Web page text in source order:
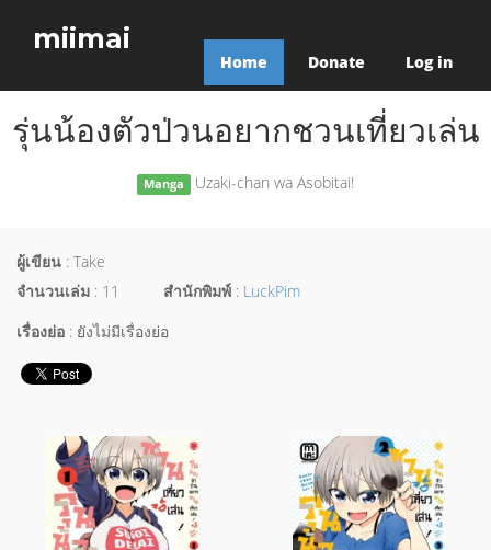
miimai
Home Donate Log in
รุ่นน้องตัวป่วนอยากชวนเที่ยวเล่น
Manga Uzaki-chan wa Asobitai!
ผู้เขียน : Take
จำนวนเล่ม : 11 สำนักพิมพ์ : LuckPim
เรื่องย่อ : ยังไม่มีเรื่องย่อ